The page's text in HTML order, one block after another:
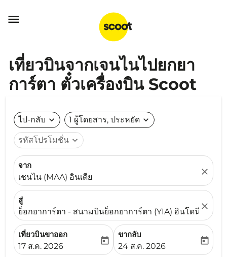

เที่ยวบินจากเจนไนไปยกยา
การ์ตา ตั๋วเครื่องบิน Scoot
ไป-กลับ expand_more 1 ผู้โดยสาร, ประหยัด expand_more
รหัสโปรโมชั่น expand_more
จาก
เชนไน (MAA) อินเดีย
close
สู่
ย็อกยาการ์ตา - สนามบินย็อกยาการ์ตา (YIA) อินโดนีเซีย
close
เที่ยวบินขาออก
fc-booking-departure-date-aria-label
17 ส.ค. 2026
today
ขากลับ
fc-booking-return-date-
24 ส.ค. 2026
today